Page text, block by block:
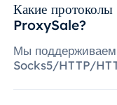
Какие протоколы
ProxySale?
Мы поддерживаем
Socks5/HTTP/